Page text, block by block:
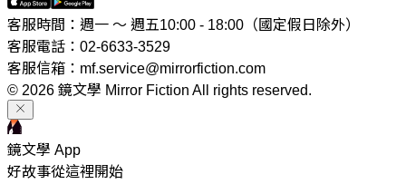
客服時間：週一 ～ 週五10:00 - 18:00（國定假日除外）
客服電話：02-6633-3529
客服信箱：mf.service@mirrorfiction.com
© 2026 鏡文學 Mirror Fiction All rights reserved.
鏡文學 App
好故事從這裡開始